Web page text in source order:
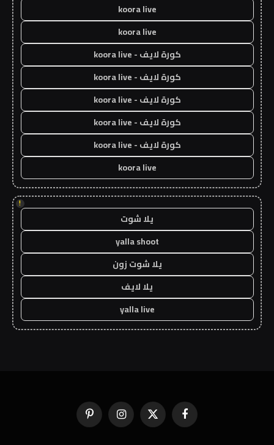
koora live
koora live
كورة لايف - koora live
كورة لايف - koora live
كورة لايف - koora live
كورة لايف - koora live
كورة لايف - koora live
koora live
!
يلا شوت
yalla shoot
يلا شوت زون
يلا لايف
yalla live
فيسبوك X
(Twitter)
الانستغرامبينتيريست